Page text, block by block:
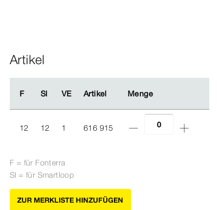
Artikel
F Sl VE Artikel Menge
F Sl VE Artikel Menge
12 12 1 616 915
F = für Fonterra
Sl = für Smartloop
ZUR MERKLISTE HINZUFÜGEN